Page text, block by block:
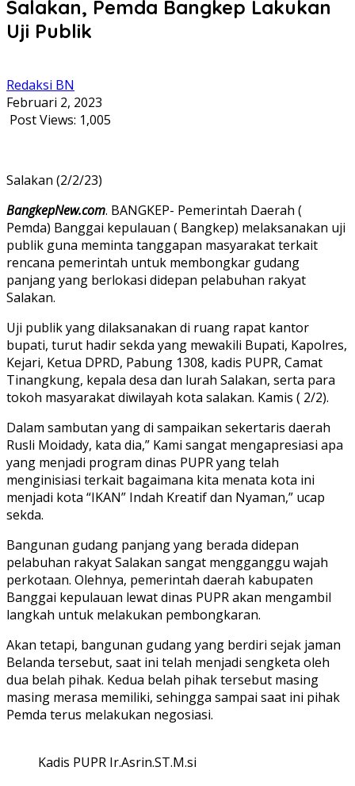
Salakan, Pemda Bangkep Lakukan
Uji Publik
Redaksi BN
Februari 2, 2023
Post Views: 1,005
Salakan (2/2/23)
BangkepNew.com. BANGKEP- Pemerintah Daerah (
Pemda) Banggai kepulauan ( Bangkep) melaksanakan uji
publik guna meminta tanggapan masyarakat terkait
rencana pemerintah untuk membongkar gudang
panjang yang berlokasi didepan pelabuhan rakyat
Salakan.
Uji publik yang dilaksanakan di ruang rapat kantor
bupati, turut hadir sekda yang mewakili Bupati, Kapolres,
Kejari, Ketua DPRD, Pabung 1308, kadis PUPR, Camat
Tinangkung, kepala desa dan lurah Salakan, serta para
tokoh masyarakat diwilayah kota salakan. Kamis ( 2/2).
Dalam sambutan yang di sampaikan sekertaris daerah
Rusli Moidady, kata dia,” Kami sangat mengapresiasi apa
yang menjadi program dinas PUPR yang telah
menginisiasi terkait bagaimana kita menata kota ini
menjadi kota “IKAN” Indah Kreatif dan Nyaman,” ucap
sekda.
Bangunan gudang panjang yang berada didepan
pelabuhan rakyat Salakan sangat mengganggu wajah
perkotaan. Olehnya, pemerintah daerah kabupaten
Banggai kepulauan lewat dinas PUPR akan mengambil
langkah untuk melakukan pembongkaran.
Akan tetapi, bangunan gudang yang berdiri sejak jaman
Belanda tersebut, saat ini telah menjadi sengketa oleh
dua belah pihak. Kedua belah pihak tersebut masing
masing merasa memiliki, sehingga sampai saat ini pihak
Pemda terus melakukan negosiasi.
Kadis PUPR Ir.Asrin.ST.M.si